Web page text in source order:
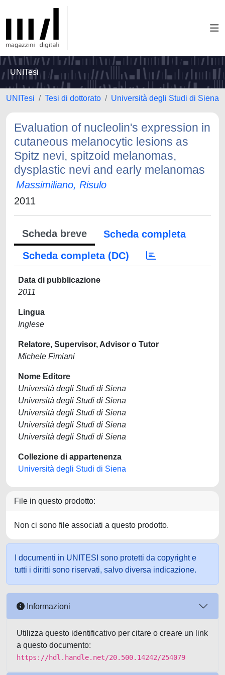
UNITesi
UNITesi Tesi di dottorato Università degli Studi di Siena
Evaluation of nucleolin's expression in
cutaneous melanocytic lesions as
Spitz nevi, spitzoid melanomas,
dysplastic nevi and early melanomas
Massimiliano, Risulo
2011
Scheda breve
Scheda completa
Scheda completa (DC)
Data di pubblicazione
2011
Lingua
Inglese
Relatore, Supervisor, Advisor o Tutor
Michele Fimiani
Nome Editore
Università degli Studi di Siena
Università degli Studi di Siena
Università degli Studi di Siena
Università degli Studi di Siena
Università degli Studi di Siena
Collezione di appartenenza
Università degli Studi di Siena
File in questo prodotto:
Non ci sono file associati a questo prodotto.
I documenti in UNITESI sono protetti da copyright e
tutti i diritti sono riservati, salvo diversa indicazione.
Informazioni
Utilizza questo identificativo per citare o creare un link
a questo documento:
https://hdl.handle.net/20.500.14242/254079